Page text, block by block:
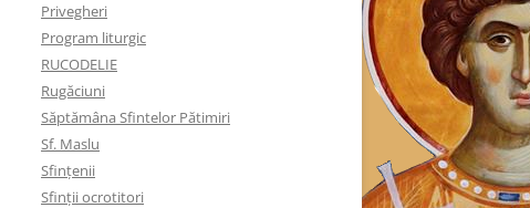
Privegheri
Program liturgic
RUCODELIE
Rugăciuni
Săptămâna Sfintelor Pătimiri
Sf. Maslu
Sfințenii
Sfinții ocrotitori